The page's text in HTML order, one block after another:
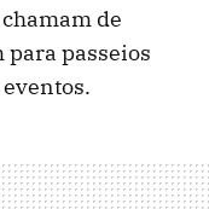
de
para passeios